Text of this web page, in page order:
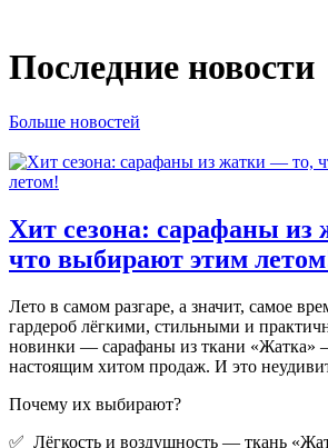
Последние новости
Больше новостей
Хит сезона: сарафаны из
что выбирают этим
Лето в самом разгаре, а значит, самое
гардероб лёгкими, стильными и
новинки — сарафаны из ткани «Жатка»
настоящим хитом продаж. И это
Почему их выбирают?
✅ Лёгкость и воздушность — ткань